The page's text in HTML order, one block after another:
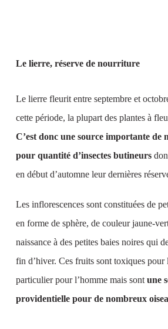
Le lierre, réserve de nourriture
Le lierre fleurit entre septembre et
cette période, la plupart des plantes à
C’est donc une source importante de
pour quantité d’insectes butineurs
en début d’automne leur dernières
Les inflorescences sont constituées de
en forme de sphère, de couleur jaune-
naissance à des petites baies noires qui
fin d’hiver. Ces fruits sont toxiques pour
particulier pour l’homme mais sont une
providentielle pour de nombreux